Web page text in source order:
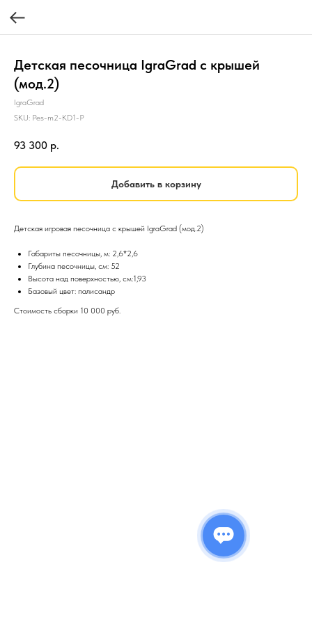
Детская песочница IgraGrad с крышей
(мод.2)
IgraGrad
SKU: Pes-m2-KD1-P
93 300 р.
Добавить в корзину
Детская игровая песочница с крышей IgraGrad (мод.2)
Габариты песочницы, м: 2,6*2,6
Глубина песочницы, см: 52
Высота над поверхностью, см:1,93
Базовый цвет: палисандр
Стоимость сборки 10 000 руб.